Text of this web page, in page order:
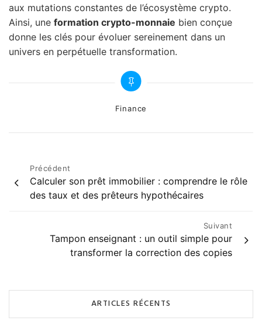
aux mutations constantes de l’écosystème crypto.
Ainsi, une formation crypto-monnaie bien conçue
donne les clés pour évoluer sereinement dans un
univers en perpétuelle transformation.
Categories
Finance
Navigation
de
Précédent
Calculer son prêt immobilier : comprendre le rôle
des taux et des prêteurs hypothécaires
Suivant
Tampon enseignant : un outil simple pour
transformer la correction des copies
ARTICLES RÉCENTS